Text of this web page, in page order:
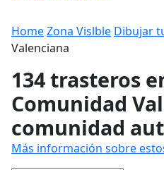
HomeZona Vislble Dibujar
Valenciana
134 trasteros
Comunidad
comunidad
Más información sobre